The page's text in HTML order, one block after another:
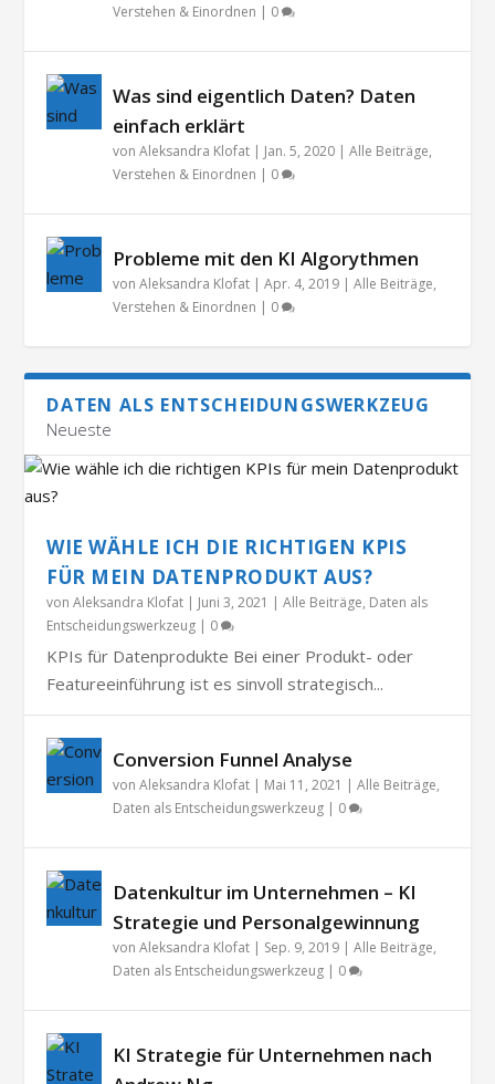
Verstehen & Einordnen | 0
Was sind eigentlich Daten? Daten
einfach erklärt
vonAleksandra Klofat | Jan. 5, 2020 |Alle Beiträge,
Verstehen & Einordnen | 0
Probleme mit den KI Algorythmen
vonAleksandra Klofat |Apr. 4, 2019 |Alle Beiträge,
Verstehen & Einordnen | 0
DATEN ALS ENTSCHEIDUNGSWERKZEUG
Neueste
WIE WÄHLE ICH DIE RICHTIGEN KPIS
FÜR MEIN DATENPRODUKT AUS?
vonAleksandra Klofat | Juni 3, 2021 |Alle Beiträge, Daten als
Entscheidungswerkzeug | 0
KPIs für Datenprodukte Bei einer Produkt- oder
Featureeinführung ist es sinvoll strategisch...
Conversion Funnel Analyse
vonAleksandra Klofat | Mai 11, 2021 |Alle Beiträge,
Daten als Entscheidungswerkzeug | 0
Datenkultur im Unternehmen – KI
Strategie und Personalgewinnung
vonAleksandra Klofat | Sep. 9, 2019 |Alle Beiträge,
Daten als Entscheidungswerkzeug | 0
KI Strategie für Unternehmen nach